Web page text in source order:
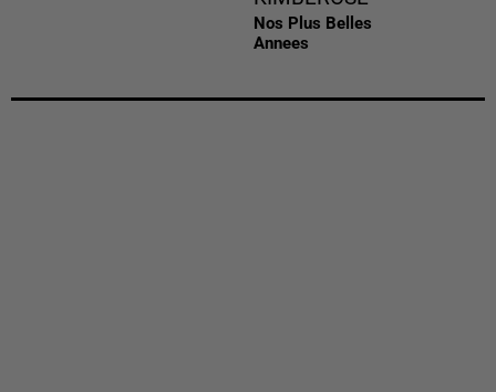
Nos Plus Belles
Annees